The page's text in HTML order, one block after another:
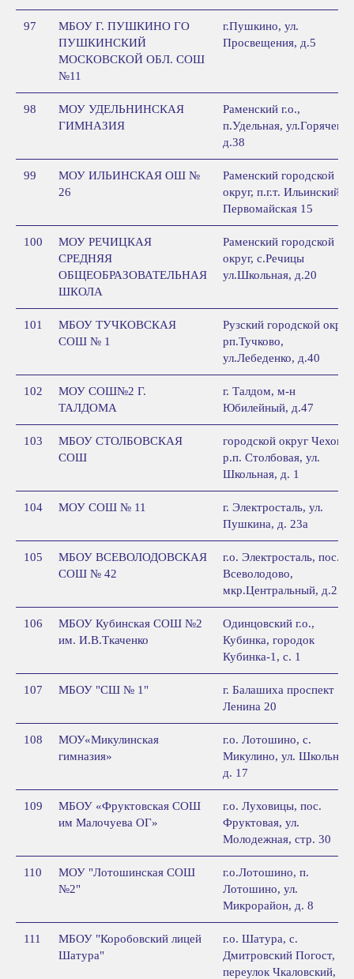
97
МБОУ Г. ПУШКИНО ГО
ПУШКИНСКИЙ
МОСКОВСКОЙ ОБЛ. СОШ
№11
г.Пушкино, ул.
Просвещения, д.5
98
МОУ УДЕЛЬНИНСКАЯ
ГИМНАЗИЯ
Раменский г.о.,
п.Удельная, ул.Горячева,
д.38
99
МОУ ИЛЬИНСКАЯ ОШ №
26
Раменский городской
округ, п.г.т. Ильинский,
Первомайская 15
100
МОУ РЕЧИЦКАЯ
СРЕДНЯЯ
ОБЩЕОБРАЗОВАТЕЛЬНАЯ
ШКОЛА
Раменский городской
округ, с.Речицы
ул.Школьная, д.20
101
МБОУ ТУЧКОВСКАЯ
СОШ № 1
Рузский городской округ,
рп.Тучково,
ул.Лебеденко, д.40
102
МОУ СОШ№2 Г.
ТАЛДОМА
г. Талдом, м-н
Юбилейный, д.47
103
МБОУ СТОЛБОВСКАЯ
СОШ
городской округ Чехов,
р.п. Столбовая, ул.
Школьная, д. 1
104 МОУ СОШ № 11
г. Электросталь, ул.
Пушкина, д. 23а
105
МБОУ ВСЕВОЛОДОВСКАЯ
СОШ № 42
г.о. Электросталь, пос.
Всеволодово,
мкр.Центральный, д.25а
106
МБОУ Кубинская СОШ №2
им. И.В.Ткаченко
Одинцовский г.о.,
Кубинка, городок
Кубинка-1, с. 1
107 МБОУ "СШ № 1"
г. Балашиха проспект
Ленина 20
108
МОУ«Микулинская
гимназия»
г.о. Лотошино, с.
Микулино, ул. Школьная,
д. 17
109
МБОУ «Фруктовская СОШ
им Малочуева ОГ»
г.о. Луховицы, пос.
Фруктовая, ул.
Молодежная, стр. 30
110
МОУ "Лотошинская СОШ
№2"
г.о.Лотошино, п.
Лотошино, ул.
Микрорайон, д. 8
111
МБОУ "Коробовский лицей
Шатура"
г.о. Шатура, с.
Дмитровский Погост,
переулок Чкаловский, д.